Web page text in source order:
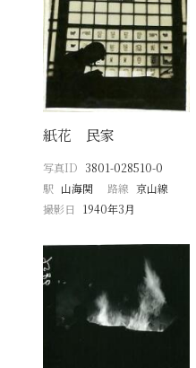
紙花 民家
写真ID 3801-028510-0
駅 山海関 路線 京山線
撮影日
1940年3月